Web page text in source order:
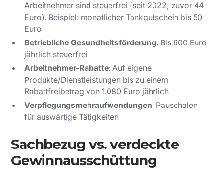
Arbeitnehmer sind steuerfrei (seit 2022; zuvor 44
Euro). Beispiel: monatlicher Tankgutschein bis 50
Euro
Betriebliche Gesundheitsförderung: Bis 600 Euro
jährlich steuerfrei
Arbeitnehmer-Rabatte: Auf eigene
Produkte/Dienstleistungen bis zu einem
Rabattfreibetrag von 1.080 Euro jährlich
Verpflegungsmehraufwendungen: Pauschalen
für auswärtige Tätigkeiten
Sachbezug vs. verdeckte
Gewinnausschüttung